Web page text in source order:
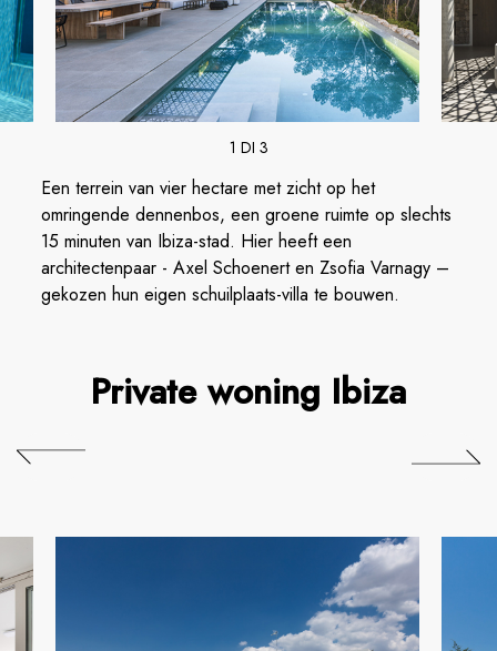
1 DI 3
Een terrein van vier hectare met zicht op het
omringende dennenbos, een groene ruimte op slechts
15 minuten van Ibiza-stad. Hier heeft een
architectenpaar - Axel Schoenert en Zsofia Varnagy –
gekozen hun eigen schuilplaats-villa te bouwen.
Private woning Ibiza